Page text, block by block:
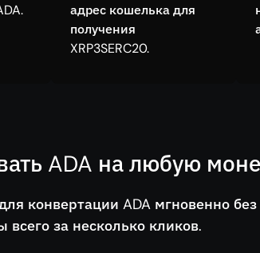
адрес кошелька для
получения
XRP3SERC20.
ADA на любую
конвертации ADA мгновенно
за несколько кликов.